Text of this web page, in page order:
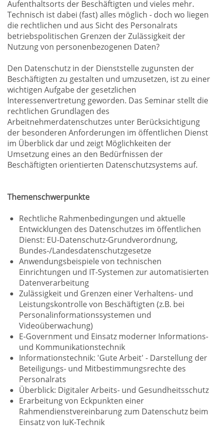
Aufenthaltsorts der Beschäftigten und vieles mehr.
Technisch ist dabei (fast) alles möglich - doch wo liegen
die rechtlichen und aus Sicht des Personalrats
betriebspolitischen Grenzen der Zulässigkeit der
Nutzung von personenbezogenen Daten?
Den Datenschutz in der Dienststelle zugunsten der
Beschäftigten zu gestalten und umzusetzen, ist zu einer
wichtigen Aufgabe der gesetzlichen
Interessenvertretung geworden. Das Seminar stellt die
rechtlichen Grundlagen des
Arbeitnehmerdatenschutzes unter Berücksichtigung
der besonderen Anforderungen im öffentlichen Dienst
im Überblick dar und zeigt Möglichkeiten der
Umsetzung eines an den Bedürfnissen der
Beschäftigten orientierten Datenschutzsystems auf.
Themenschwerpunkte
Rechtliche Rahmenbedingungen und aktuelle
Entwicklungen des Datenschutzes im öffentlichen
Dienst: EU-Datenschutz-Grundverordnung,
Bundes-/Landesdatenschutzgesetze
Anwendungsbeispiele von technischen
Einrichtungen und IT-Systemen zur automatisierten
Datenverarbeitung
Zulässigkeit und Grenzen einer Verhaltens- und
Leistungskontrolle von Beschäftigten (z.B. bei
Personalinformationssystemen und
Videoüberwachung)
E-Government und Einsatz moderner Informations-
und Kommunikationstechnik
Informationstechnik: 'Gute Arbeit' - Darstellung der
Beteiligungs- und Mitbestimmungsrechte des
Personalrats
Überblick: Digitaler Arbeits- und Gesundheitsschutz
Erarbeitung von Eckpunkten einer
Rahmendienstvereinbarung zum Datenschutz beim
Einsatz von IuK-Technik